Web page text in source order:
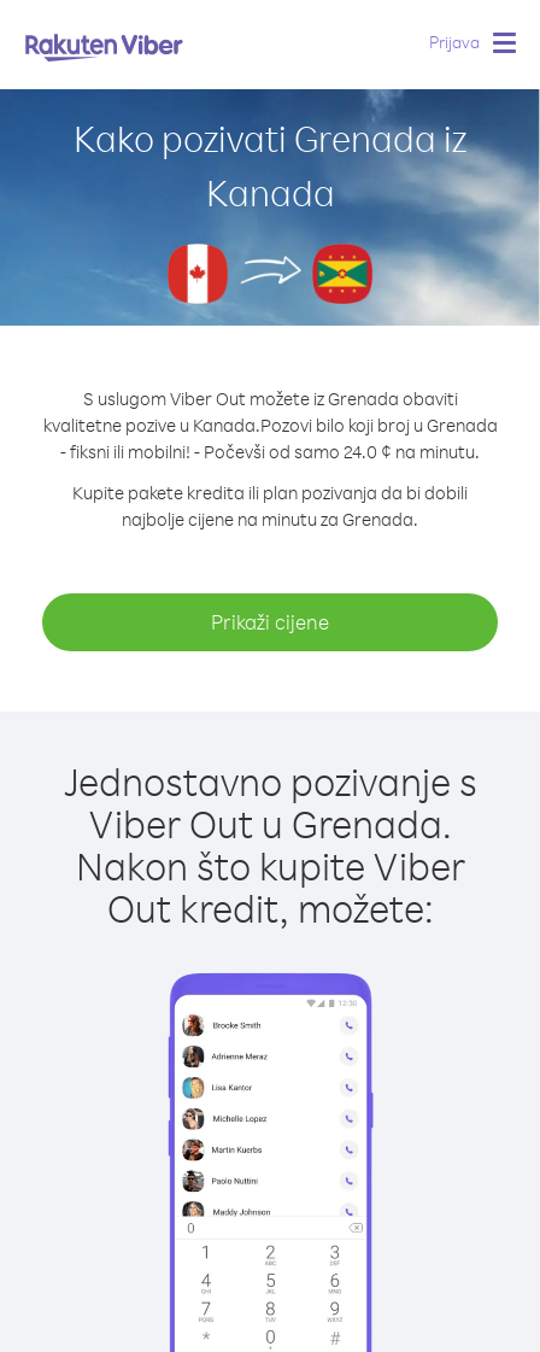
Prijava
Kako pozivati Grenada iz
Kanada
S uslugom Viber Out možete iz Grenada obaviti
kvalitetne pozive u Kanada.Pozovi bilo koji broj u Grenada
- fiksni ili mobilni! - Počevši od samo 24.0 ¢ na minutu.
Kupite pakete kredita ili plan pozivanja da bi dobili
najbolje cijene na minutu za Grenada.
Prikaži cijene
Jednostavno pozivanje s
Viber Out u Grenada.
Nakon što kupite Viber
Out kredit, možete: